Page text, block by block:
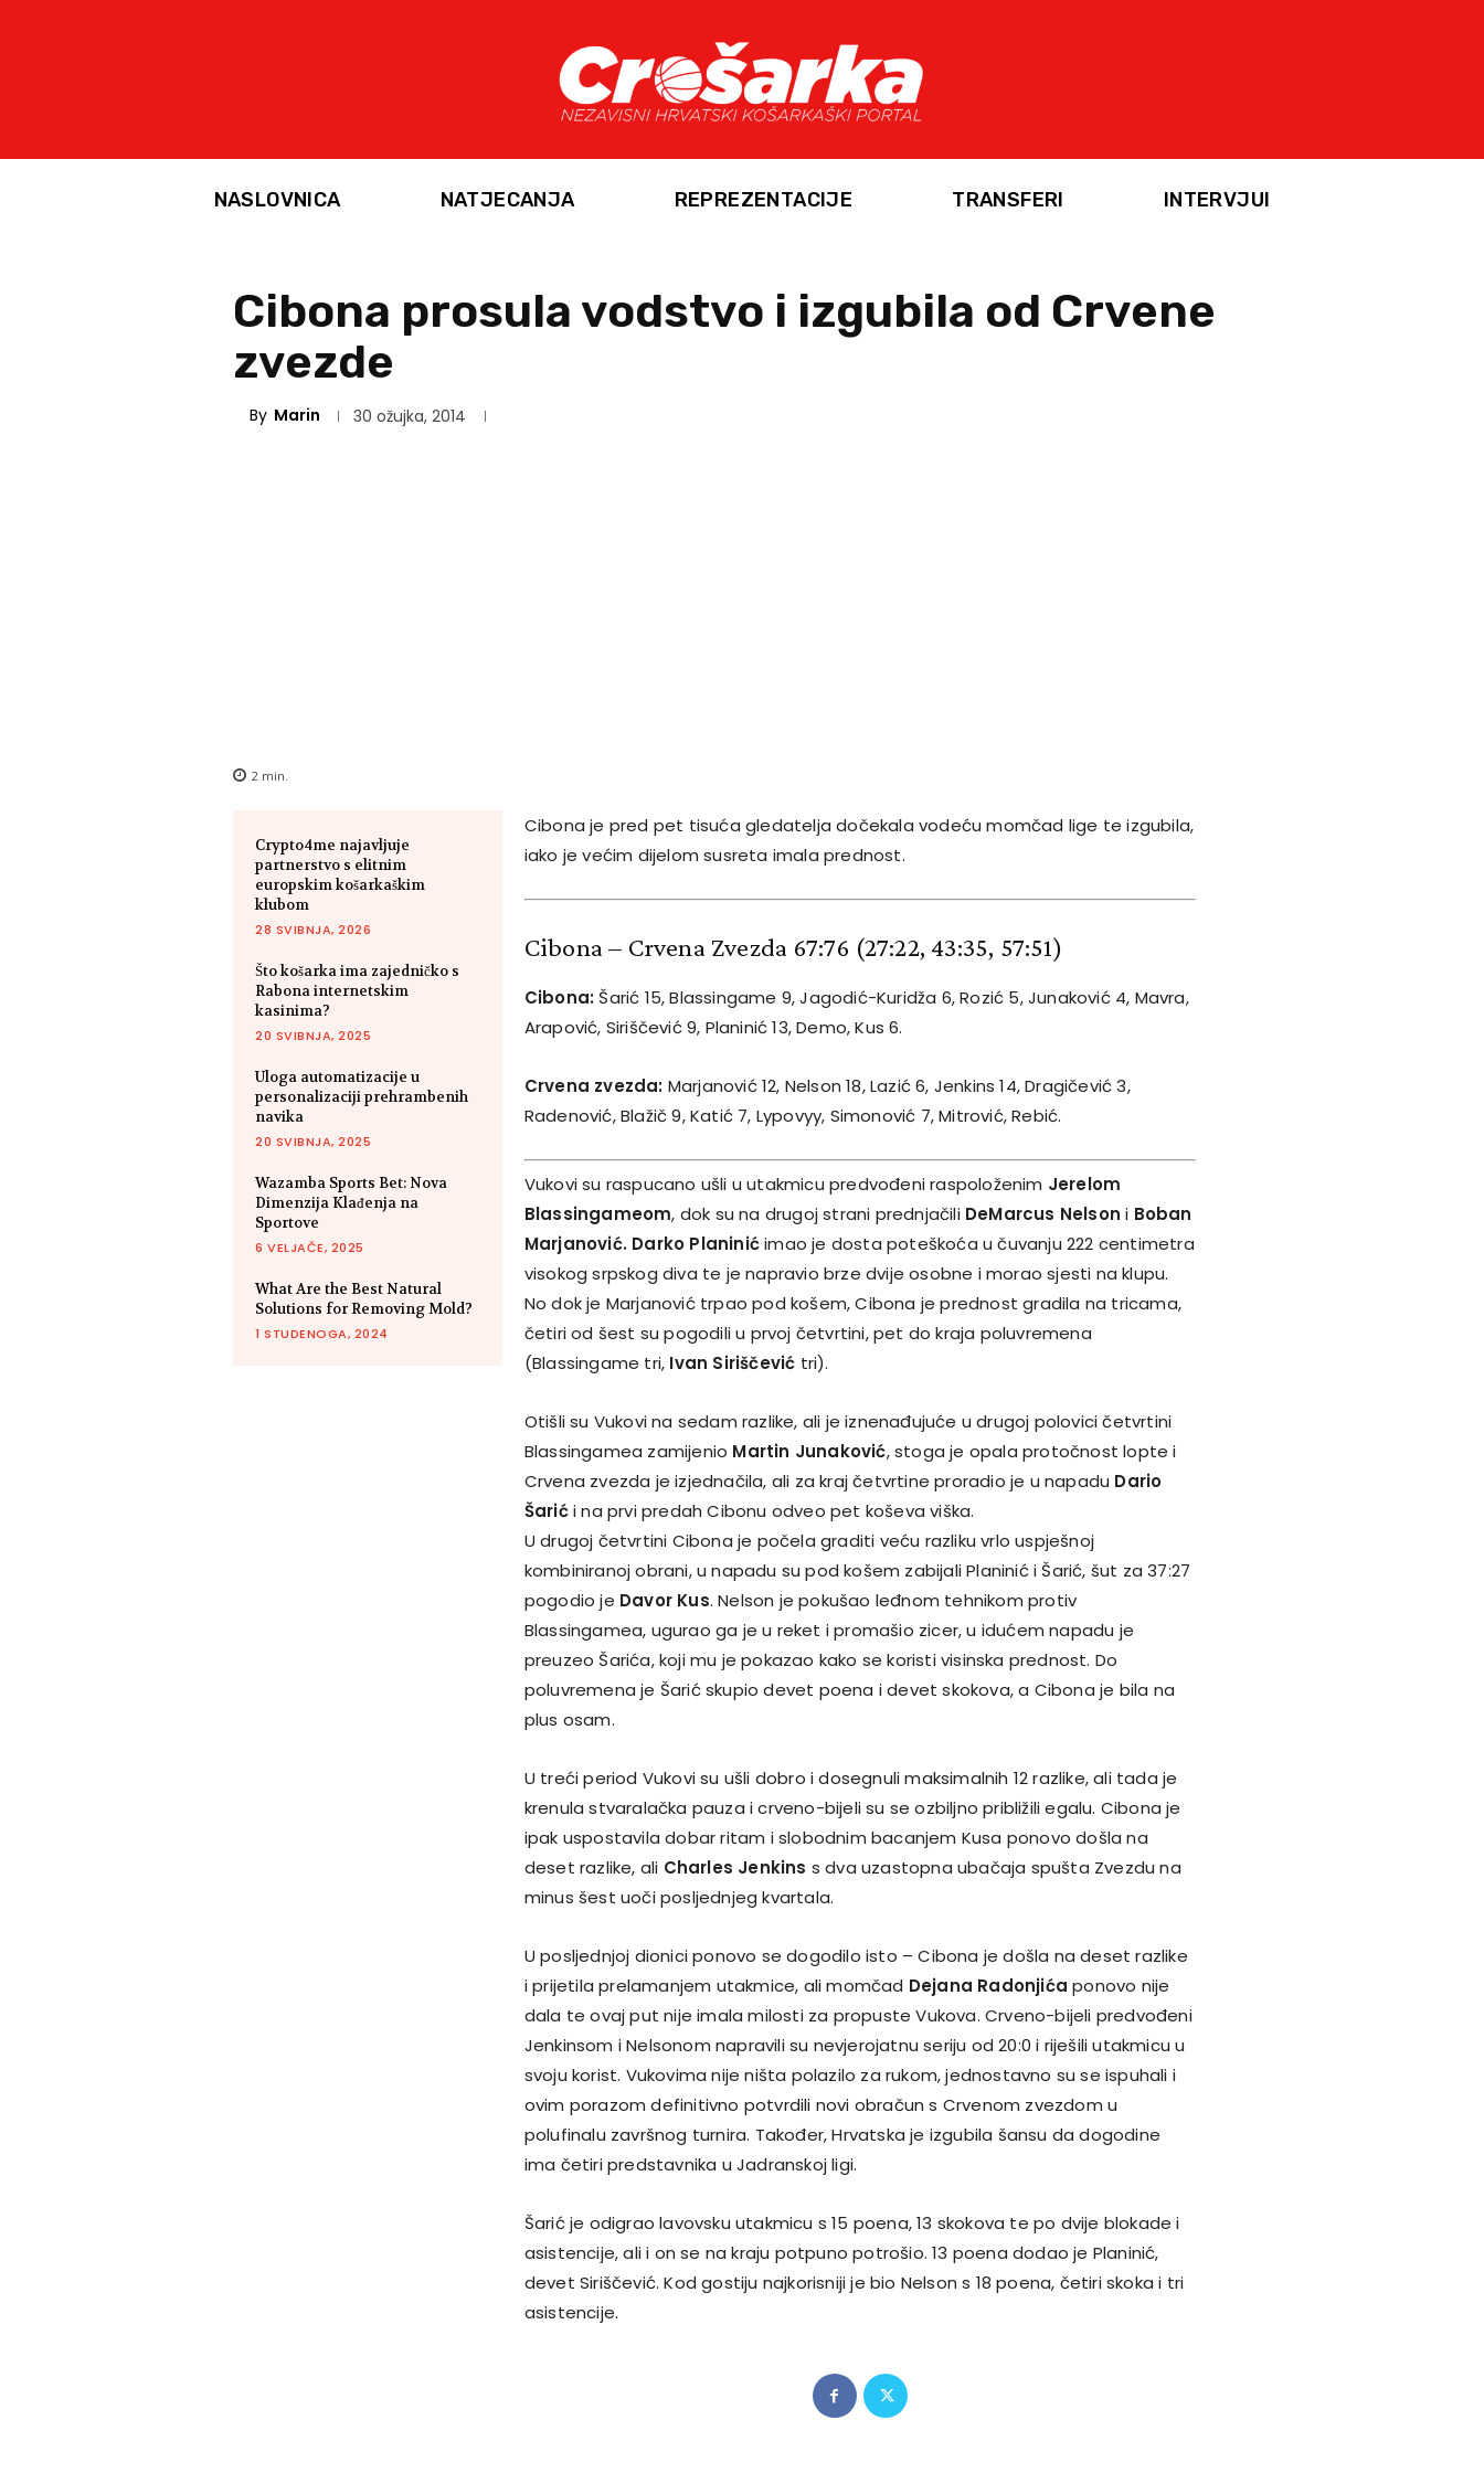
NASLOVNICA NATJECANJA REPREZENTACIJE TRANSFERI INTERVJUI
Cibona prosula vodstvo i izgubila od Crvene
zvezde
By Marin 30 ožujka, 2014
2 min.
Crypto4me najavljuje
partnerstvo s elitnim
europskim košarkaškim
klubom
28 SVIBNJA, 2026
Što košarka ima zajedničko s
Rabona internetskim
kasinima?
20 SVIBNJA, 2025
Uloga automatizacije u
personalizaciji prehrambenih
navika
20 SVIBNJA, 2025
Wazamba Sports Bet: Nova
Dimenzija Klađenja na
Sportove
6 VELJAČE, 2025
What Are the Best Natural
Solutions for Removing Mold?
1 STUDENOGA, 2024
Cibona je pred pet tisuća gledatelja dočekala vodeću momčad lige te izgubila,
iako je većim dijelom susreta imala prednost.
Cibona – Crvena Zvezda 67:76 (27:22, 43:35, 57:51)
Cibona: Šarić 15, Blassingame 9, Jagodić-Kuridža 6, Rozić 5, Junaković 4, Mavra,
Arapović, Siriščević 9, Planinić 13, Demo, Kus 6.
Crvena zvezda: Marjanović 12, Nelson 18, Lazić 6, Jenkins 14, Dragičević 3,
Radenović, Blažič 9, Katić 7, Lypovyy, Simonović 7, Mitrović, Rebić.
Vukovi su raspucano ušli u utakmicu predvođeni raspoloženim Jerelom
Blassingameom, dok su na drugoj strani prednjačili DeMarcus Nelson i Boban
Marjanović. Darko Planinićimao je dosta poteškoća u čuvanju 222 centimetra
visokog srpskog diva te je napravio brze dvije osobne i morao sjesti na klupu.
No dok je Marjanović trpao pod košem, Cibona je prednost gradila na tricama,
četiri od šest su pogodili u prvoj četvrtini, pet do kraja poluvremena
(Blassingame tri, Ivan Siriščević tri).
Otišli su Vukovi na sedam razlike, ali je iznenađujuće u drugoj polovici četvrtini
Blassingamea zamijenio Martin Junaković, stoga je opala protočnost lopte i
Crvena zvezda je izjednačila, ali za kraj četvrtine proradio je u napadu Dario
Šarići na prvi predah Cibonu odveo pet koševa viška.
U drugoj četvrtini Cibona je počela graditi veću razliku vrlo uspješnoj
kombiniranoj obrani, u napadu su pod košem zabijali Planinić i Šarić, šut za 37:27
pogodio je Davor Kus. Nelson je pokušao leđnom tehnikom protiv
Blassingamea, ugurao ga je u reket i promašio zicer, u idućem napadu je
preuzeo Šarića, koji mu je pokazao kako se koristi visinska prednost. Do
poluvremena je Šarić skupio devet poena i devet skokova, a Cibona je bila na
plus osam.
U treći period Vukovi su ušli dobro i dosegnuli maksimalnih 12 razlike, ali tada je
krenula stvaralačka pauza i crveno-bijeli su se ozbiljno približili egalu. Cibona je
ipak uspostavila dobar ritam i slobodnim bacanjem Kusa ponovo došla na
deset razlike, ali Charles Jenkins s dva uzastopna ubačaja spušta Zvezdu na
minus šest uoči posljednjeg kvartala.
U posljednjoj dionici ponovo se dogodilo isto – Cibona je došla na deset razlike
i prijetila prelamanjem utakmice, ali momčad Dejana Radonjića ponovo nije
dala te ovaj put nije imala milosti za propuste Vukova. Crveno-bijeli predvođeni
Jenkinsom i Nelsonom napravili su nevjerojatnu seriju od 20:0 i riješili utakmicu u
svoju korist. Vukovima nije ništa polazilo za rukom, jednostavno su se ispuhali i
ovim porazom definitivno potvrdili novi obračun s Crvenom zvezdom u
polufinalu završnog turnira. Također, Hrvatska je izgubila šansu da dogodine
ima četiri predstavnika u Jadranskoj ligi.
Šarić je odigrao lavovsku utakmicu s 15 poena, 13 skokova te po dvije blokade i
asistencije, ali i on se na kraju potpuno potrošio. 13 poena dodao je Planinić,
devet Siriščević. Kod gostiju najkorisniji je bio Nelson s 18 poena, četiri skoka i tri
asistencije.